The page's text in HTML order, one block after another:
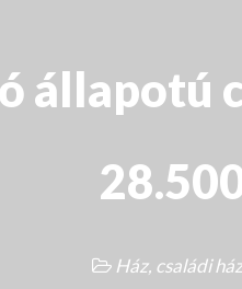
állapotú
Ház, családi ház